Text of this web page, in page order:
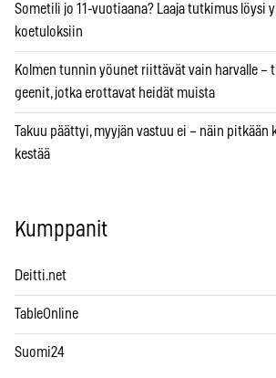
Sometili jo 11-vuotiaana? Laaja tutkimus löysi
koetuloksiin
Kolmen tunnin yöunet riittävät vain harvalle –
geenit, jotka erottavat heidät muista
Takuu päättyi, myyjän vastuu ei – näin pitkään
kestää
Kumppanit
Deitti.net
TableOnline
Suomi24